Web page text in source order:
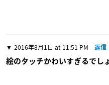
2016年8月1日 at 11:51 PM 返信
絵のタッチかわいすぎるでし